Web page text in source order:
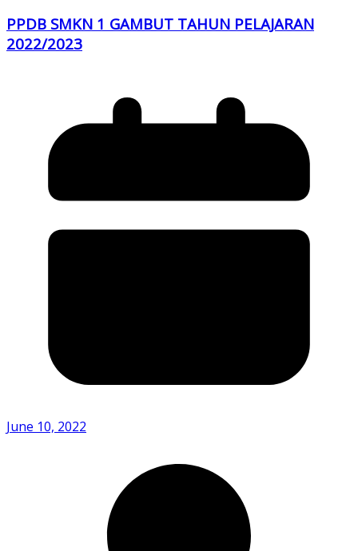
PPDB SMKN 1 GAMBUT TAHUN PELAJARAN
2022/2023
June 10, 2022